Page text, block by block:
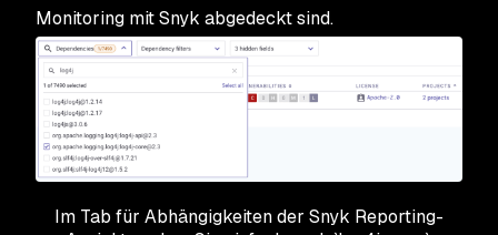
Monitoring mit Snyk abgedeckt sind.
Im Tab für Abhängigkeiten der Snyk Reporting-